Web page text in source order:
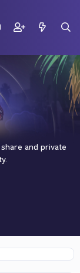
and private